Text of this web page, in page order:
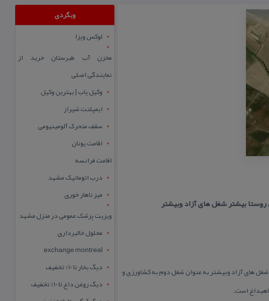
است شغل مردم این روستا بیشتر شغل های آزاد وبیشتر به عنوان شغل دوم به كشاورزی و
است.
وبگردی
لوکس ویزا
مخزن آب طبرستان خرید از
نمایندگی اصلی
وکیل یاب | بهترین وکیل
ایمپلنت شیراز
سقف متحرک آلومینیومی
اقامت یونان
اقامت فرانسه
درب اتوماتیک مشهد
میز ناهار خوری
ویزیت پزشک عمومی در منزل مشهد
محلول خالبرداری
exchange montreal
دیگ بخار تا 10% تخفیف
دیگ روغن داغ تا 10% تخفیف